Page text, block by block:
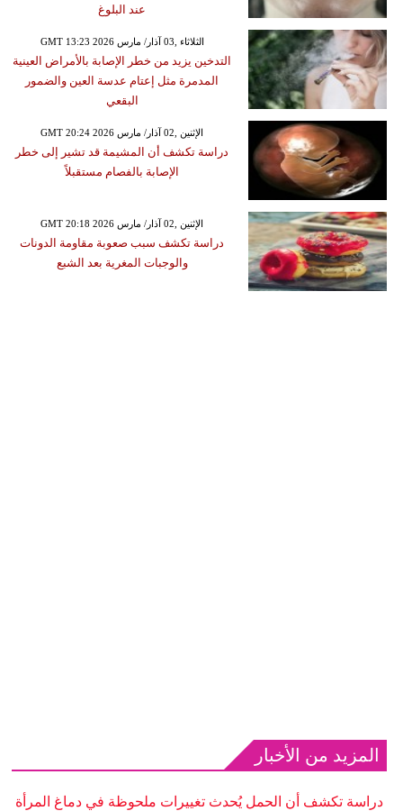
عند البلوغ
GMT 13:23 2026 الثلاثاء ,03 آذار/ مارس
التدخين يزيد من خطر الإصابة بالأمراض العينية
المدمرة مثل إعتام عدسة العين والضمور
البقعي
GMT 20:24 2026 الإثنين ,02 آذار/ مارس
دراسة تكشف أن المشيمة قد تشير إلى خطر
الإصابة بالفصام مستقبلاً
GMT 20:18 2026 الإثنين ,02 آذار/ مارس
دراسة تكشف سبب صعوبة مقاومة الدونات
والوجبات المغرية بعد الشبع
المزيد من الأخبار
دراسة تكشف أن الحمل يُحدث تغييرات ملحوظة في دماغ المرأة